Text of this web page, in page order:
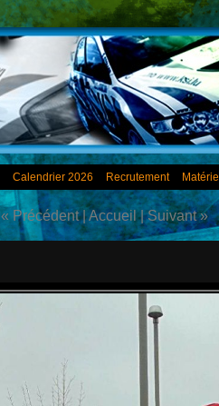
Calendrier 2026 Recrutement Matériel
« Précédent |Accueil |Suivant »